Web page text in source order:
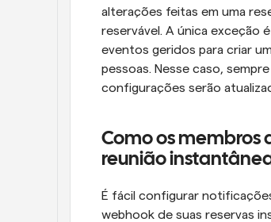
alterações feitas em uma
reservável. A única exceção
eventos geridos para criar
pessoas. Nesse caso,
configurações serão
Como os membros
reunião
É fácil configurar
webhook de suas reservas